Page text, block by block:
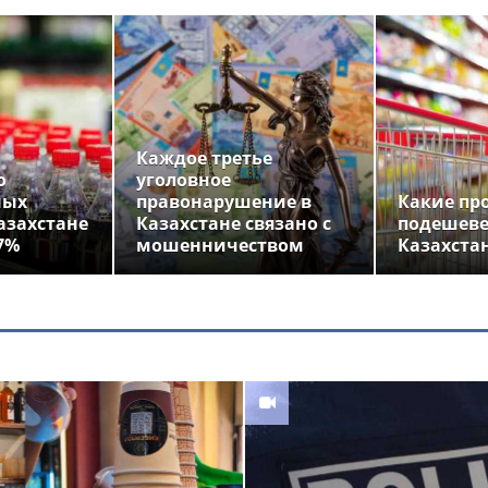
Каждое третье
уголовное
правонарушение в
Казахстане связано с
мошенничеством
Какие